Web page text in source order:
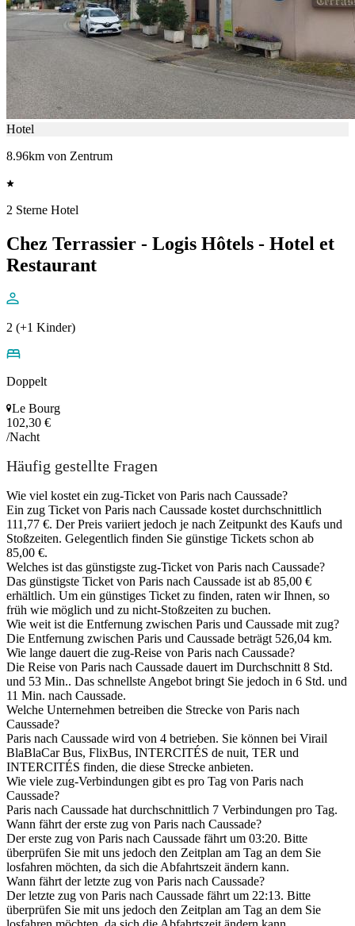
Hotel
8.96km von Zentrum
2 Sterne Hotel
Chez Terrassier - Logis Hôtels - Hotel et
Restaurant
2 (+1 Kinder)
Doppelt
Le Bourg
102,30 €
/Nacht
Häufig gestellte Fragen
Wie viel kostet ein zug-Ticket von Paris nach Caussade?
Ein zug Ticket von Paris nach Caussade kostet durchschnittlich
111,77 €. Der Preis variiert jedoch je nach Zeitpunkt des Kaufs und
Stoßzeiten. Gelegentlich finden Sie günstige Tickets schon ab
85,00 €.
Welches ist das günstigste zug-Ticket von Paris nach Caussade?
Das günstigste Ticket von Paris nach Caussade ist ab 85,00 €
erhältlich. Um ein günstiges Ticket zu finden, raten wir Ihnen, so
früh wie möglich und zu nicht-Stoßzeiten zu buchen.
Wie weit ist die Entfernung zwischen Paris und Caussade mit zug?
Die Entfernung zwischen Paris und Caussade beträgt 526,04 km.
Wie lange dauert die zug-Reise von Paris nach Caussade?
Die Reise von Paris nach Caussade dauert im Durchschnitt 8 Std.
und 53 Min.. Das schnellste Angebot bringt Sie jedoch in 6 Std. und
11 Min. nach Caussade.
Welche Unternehmen betreiben die Strecke von Paris nach
Caussade?
Paris nach Caussade wird von 4 betrieben. Sie können bei Virail
BlaBlaCar Bus, FlixBus, INTERCITÉS de nuit, TER und
INTERCITÉS finden, die diese Strecke anbieten.
Wie viele zug-Verbindungen gibt es pro Tag von Paris nach
Caussade?
Paris nach Caussade hat durchschnittlich 7 Verbindungen pro Tag.
Wann fährt der erste zug von Paris nach Caussade?
Der erste zug von Paris nach Caussade fährt um 03:20. Bitte
überprüfen Sie mit uns jedoch den Zeitplan am Tag an dem Sie
losfahren möchten, da sich die Abfahrtszeit ändern kann.
Wann fährt der letzte zug von Paris nach Caussade?
Der letzte zug von Paris nach Caussade fährt um 22:13. Bitte
überprüfen Sie mit uns jedoch den Zeitplan am Tag an dem Sie